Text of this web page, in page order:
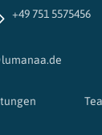
+49 751 5575456